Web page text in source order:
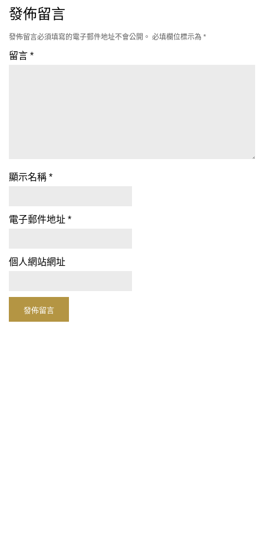
發佈留言
發佈留言必須填寫的電子郵件地址不會公開。 必填欄位標示為 *
留言 *
顯示名稱 *
電子郵件地址 *
個人網站網址